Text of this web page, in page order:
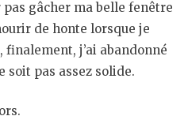
gâcher ma belle fenêtre
de honte lorsque je
finalement, j’ai abandonné
soit pas assez solide.